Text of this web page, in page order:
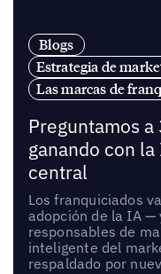
Blogs
Estrategia de
Las marcas de
Preguntamos
ganando con
central
Los franquiciados
adopción de la IA —
responsables de
inteligente del
respaldado por